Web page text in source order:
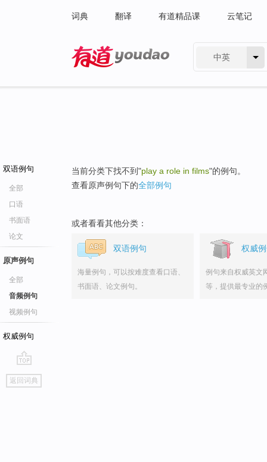
词典 翻译 有道精品课 云笔记
中英
双语例句
全部
口语
书面语
论文
原声例句
全部
音频例句
视频例句
权威例句
go
top
返回词典
当前分类下找不到"play a role in films"的例句。
查看原声例句下的全部例句
或者看看其他分类：
双语例句
海量例句，可以按难度查看口语、
书面语、论文例句。
权威
例句来自权威英文
等，提供最专业的